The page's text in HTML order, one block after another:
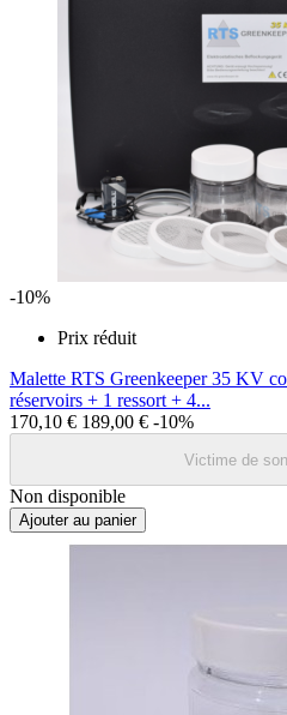
-10%
Prix réduit
Malette RTS Greenkeeper 35 KV
réservoirs + 1 ressort + 4...
170,10 € 189,00 € -10%
Victime de
Non disponible
Ajouter au panier